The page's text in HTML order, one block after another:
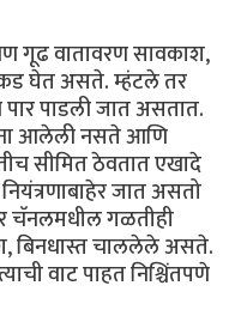
गूढ वातावरण सावकाश,
घेत असते. म्हंटले तर
पाडली जात असतात.
आलेली नसते आणि
सीमित ठेवतात एखादे
जात असतो
चॅनलमधील गळतीही
बिनधास्त चाललेले असते.
वाट पाहत निश्चिंतपणे